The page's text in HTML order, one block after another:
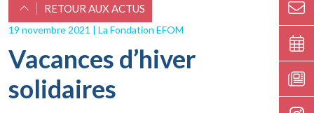
RETOUR AUX ACTUS
19 novembre 2021 | La Fondation EFOM
Vacances d’hiver
solidaires